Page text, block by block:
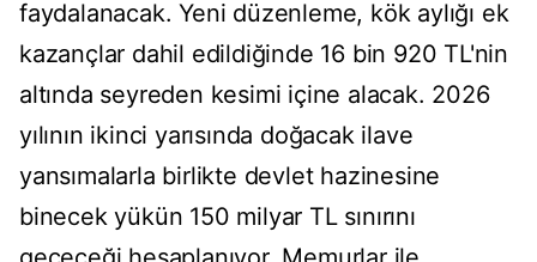
faydalanacak. Yeni düzenleme, kök aylığı ek
kazançlar dahil edildiğinde 16 bin 920 TL'nin
altında seyreden kesimi içine alacak. 2026
yılının ikinci yarısında doğacak ilave
yansımalarla birlikte devlet hazinesine
binecek yükün 150 milyar TL sınırını